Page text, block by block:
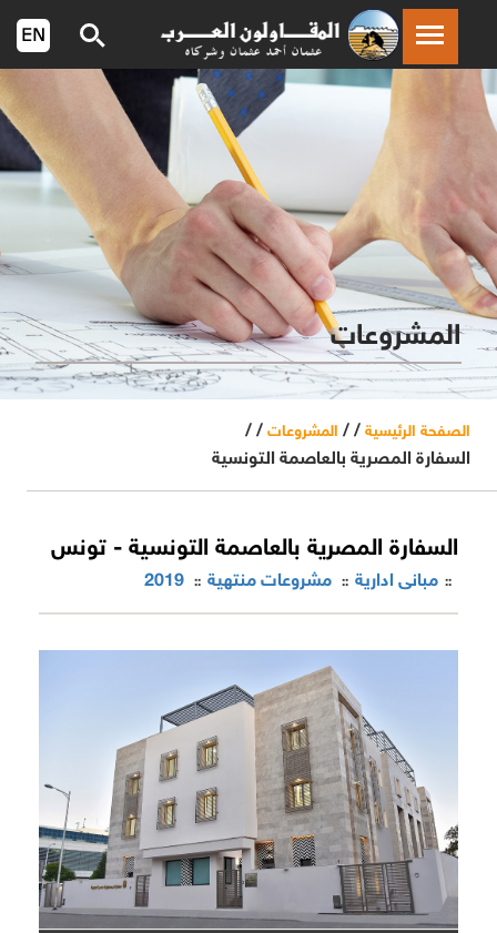
المشروعات
الصفحة الرئيسية / / المشروعات / /
السفارة المصرية بالعاصمة التونسية
السفارة المصرية بالعاصمة التونسية - تونس
2019:: مشروعات منتهية:: مبانى ادارية::